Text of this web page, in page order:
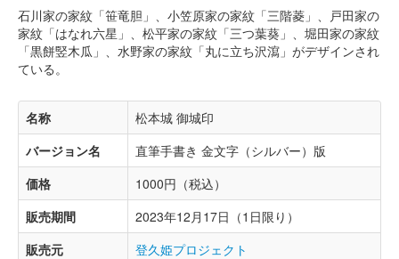
石川家の家紋「笹竜胆」、小笠原家の家紋「三階菱」、戸田家の
家紋「はなれ六星」、松平家の家紋「三つ葉葵」、堀田家の家紋
「黒餅竪木瓜」、水野家の家紋「丸に立ち沢瀉」がデザインされ
ている。
名称
松本城 御城印
バージョン名
直筆手書き 金文字（シルバー）版
価格
1000円（税込）
販売期間
2023年12月17日（1日限り）
販売元
登久姫プロジェクト